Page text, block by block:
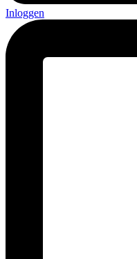
Inloggen